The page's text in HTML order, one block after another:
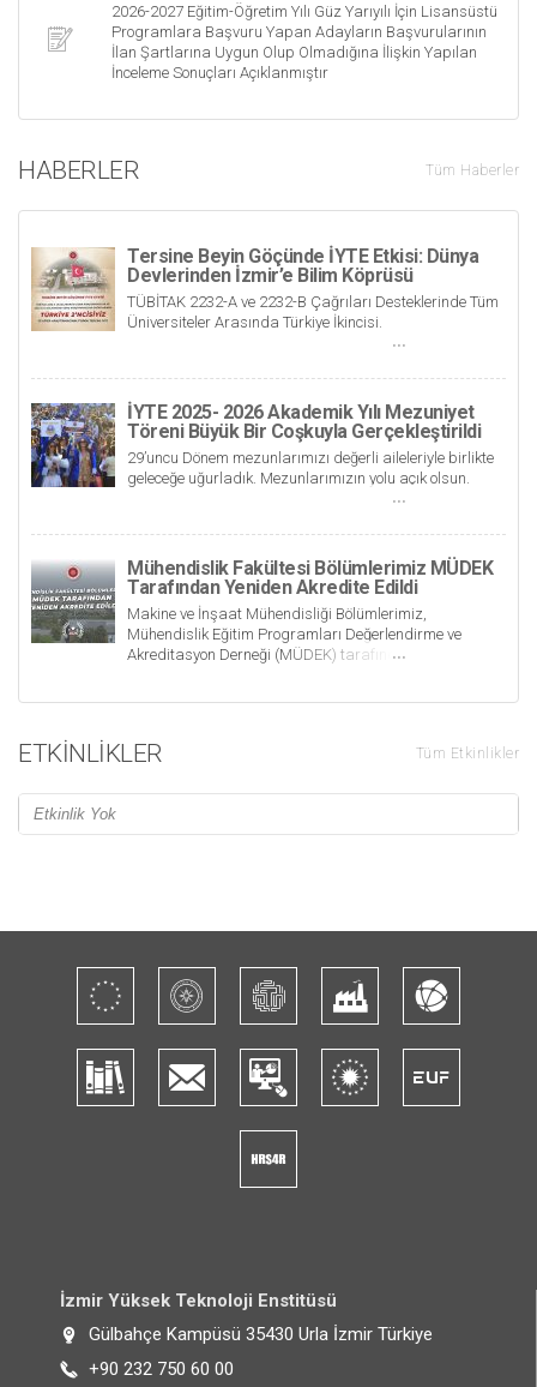
2026-2027 Eğitim-Öğretim Yılı Güz Yarıyılı İçin Lisansüstü
Programlara Başvuru Yapan Adayların Başvurularının
İlan Şartlarına Uygun Olup Olmadığına İlişkin Yapılan
İnceleme Sonuçları Açıklanmıştır
HABERLER Tüm Haberler
Tersine Beyin Göçünde İYTE Etkisi: Dünya
Devlerinden İzmir’e Bilim Köprüsü
TÜBİTAK 2232-A ve 2232-B Çağrıları Desteklerinde Tüm
Üniversiteler Arasında Türkiye İkincisi.
İYTE 2025- 2026 Akademik Yılı Mezuniyet
Töreni Büyük Bir Coşkuyla Gerçekleştirildi
29’uncu Dönem mezunlarımızı değerli aileleriyle birlikte
geleceğe uğurladık. Mezunlarımızın yolu açık olsun.
Mühendislik Fakültesi Bölümlerimiz MÜDEK
Tarafından Yeniden Akredite Edildi
Makine ve İnşaat Mühendisliği Bölümlerimiz,
Mühendislik Eğitim Programları Değerlendirme ve
Akreditasyon Derneği (MÜDEK) tarafından yeniden
ETKINLIKLER Tüm Etkinlikler
Etkinlik Yok
İzmir Yüksek Teknoloji Enstitüsü
Gülbahçe Kampüsü 35430 Urla İzmir Türkiye
+90 232 750 60 00